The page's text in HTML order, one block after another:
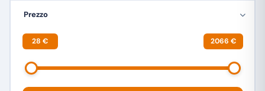
Prezzo
28 € 2066 €